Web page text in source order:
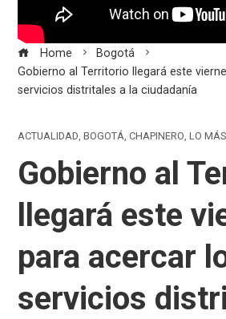
Home
Bogotá
Gobierno al Territorio llegará este
servicios distritales a la ciudadanía
ACTUALIDAD,BOGOTÁ,CHAPINERO,LO
Gobierno al
llegará este
para acercar
servicios